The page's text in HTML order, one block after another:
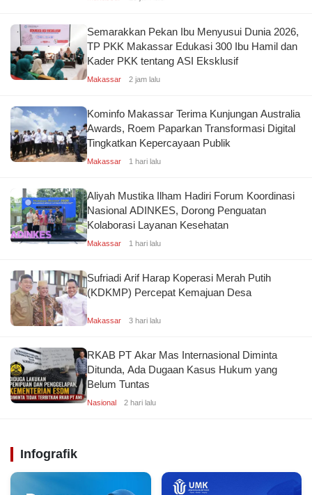
Semarakkan Pekan Ibu Menyusui Dunia 2026,
TP PKK Makassar Edukasi 300 Ibu Hamil dan
Kader PKK tentang ASI Eksklusif
Makassar 2 jam lalu
Kominfo Makassar Terima Kunjungan Australia
Awards, Roem Paparkan Transformasi Digital
Tingkatkan Kepercayaan Publik
Makassar 1 hari lalu
Aliyah Mustika Ilham Hadiri Forum Koordinasi
Nasional ADINKES, Dorong Penguatan
Kolaborasi Layanan Kesehatan
Makassar 1 hari lalu
Sufriadi Arif Harap Koperasi Merah Putih
(KDKMP) Percepat Kemajuan Desa
Makassar 3 hari lalu
RKAB PT Akar Mas Internasional Diminta
Ditunda, Ada Dugaan Kasus Hukum yang
Belum Tuntas
Nasional 2 hari lalu
Infografik